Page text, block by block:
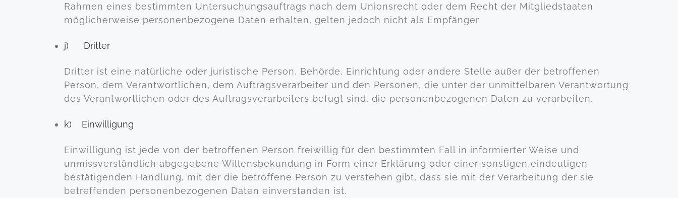
Rahmen eines bestimmten Untersuchungsauftrags nach dem Unionsrecht oder dem Recht der Mitgliedstaaten
möglicherweise personenbezogene Daten erhalten, gelten jedoch nicht als Empfänger.
j) Dritter
Dritter ist eine natürliche oder juristische Person, Behörde, Einrichtung oder andere Stelle außer der betroffenen
Person, dem Verantwortlichen, dem Auftragsverarbeiter und den Personen, die unter der unmittelbaren Verantwortung
des Verantwortlichen oder des Auftragsverarbeiters befugt sind, die personenbezogenen Daten zu verarbeiten.
k) Einwilligung
Einwilligung ist jede von der betroffenen Person freiwillig für den bestimmten Fall in informierter Weise und
unmissverständlich abgegebene Willensbekundung in Form einer Erklärung oder einer sonstigen eindeutigen
bestätigenden Handlung, mit der die betroffene Person zu verstehen gibt, dass sie mit der Verarbeitung der sie
betreffenden personenbezogenen Daten einverstanden ist.